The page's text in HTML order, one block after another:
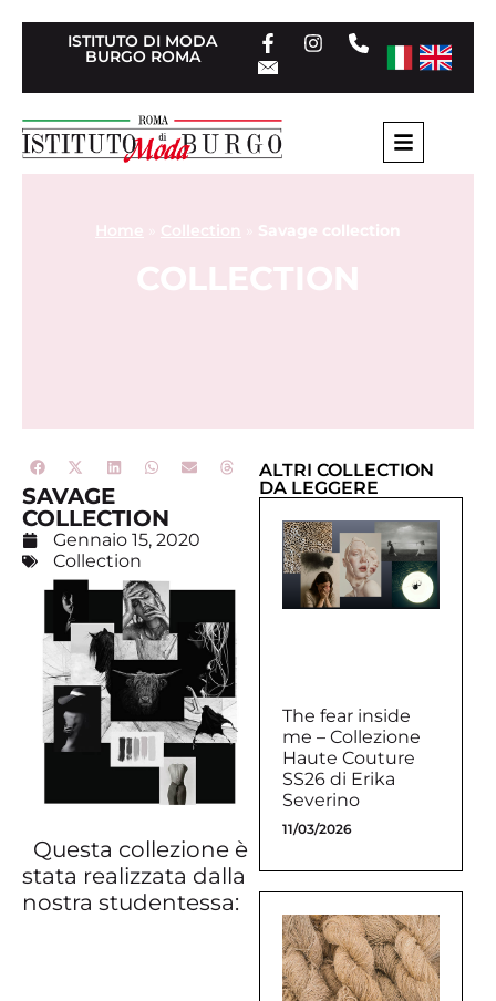
ISTITUTO DI MODA
BURGO ROMA
Home Collection Savage collection
COLLECTION
SAVAGE
COLLECTION
Gennaio 15, 2020
Collection
Questa collezione è
stata realizzata dalla
nostra studentessa:
ALTRI COLLECTION
DA LEGGERE
The fear inside
me – Collezione
Haute Couture
SS26 di Erika
Severino
11/03/2026